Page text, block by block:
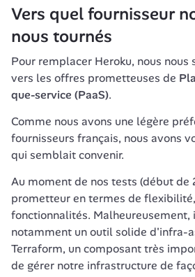
Vers quel fournisseur
nous tournés
Pour remplacer Heroku, nous nous
vers les offres prometteuses de
que-service (PaaS).
Comme nous avons une légère
fournisseurs français, nous avons
qui semblait convenir.
Au moment de nos tests (début
prometteur en termes de
fonctionnalités.
notamment un outil solide d'infra-
Terraform, un composant très
de gérer notre infrastructure de